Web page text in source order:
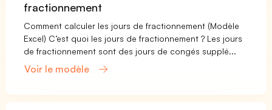
fractionnement
Comment calculer les jours de fractionnement (Modèle
Excel) C’est quoi les jours de fractionnement ? Les jours
de fractionnement sont des jours de congés supplé...
Voir le modèle